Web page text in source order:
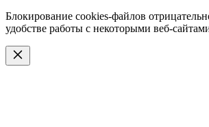
Блокирование cookies-файлов
удобстве работы с некоторыми веб-